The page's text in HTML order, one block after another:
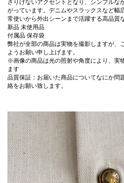
さりげないアクセントとなり、シンプルな
がっています。デニムやスラックスなど幅
常使いから外出シーンまで活躍する高品質
新品 未使用品
付属品 保存袋
弊社が全部の商品は実物を撮影しますが、
ようお願い申し上げます。
※画像の商品は光の照射や角度により、実
ます
品質保証：お届いた商品についてなにか問
絡をお願い致します。